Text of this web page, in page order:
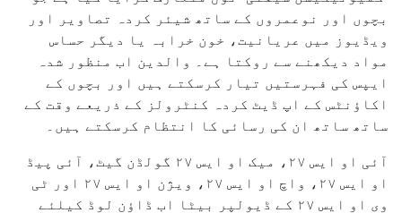
بچوں اور نوعمروں کے ساتھ شیئر کردہ تصاویر اور
ویڈیوز میں عریانیت، خون خرابہ یا دیگر حساس
مواد دیکھنے سے روکتا ہے۔ والدین اب منظور شدہ
ایپس کی فہرستیں تیار کرسکتے ہیں اور بچوں کے
اکاؤنٹس کے اپ ڈیٹ کردہ کنٹرولز کے ذریعے وقت کے
ساتھ ساتھ ان کی رسائی کا انتظام کرسکتے ہیں۔
آئی او ایس ۲۷، میک او ایس ۲۷ گولڈن گیٹ، آئی پیڈ
او ایس ۲۷، واچ او ایس ۲۷، ویژن او ایس ۲۷ اور ٹی
وی او ایس ۲۷ کے ڈیولپر بیٹا اب ڈاؤن لوڈ کیلئے